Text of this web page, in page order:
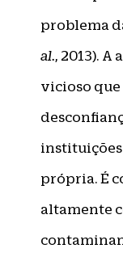
problema
al., 2013). A
vicioso
instituições
própria. É
altamente